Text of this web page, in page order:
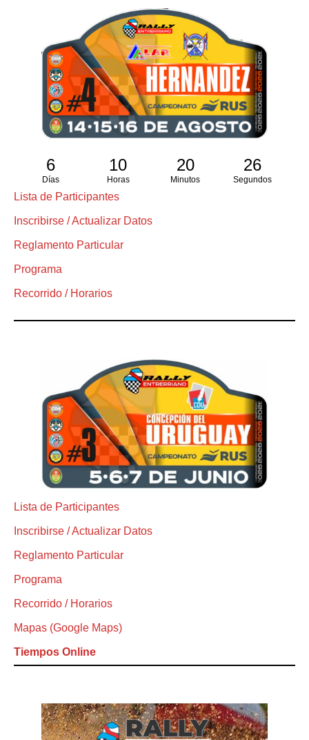
6
Días
10
Horas
20
Minutos
25
Segundos
Lista de Participantes
Inscribirse / Actualizar Datos
Reglamento Particular
Programa
Recorrido / Horarios
Lista de Participantes
Inscribirse / Actualizar Datos
Reglamento Particular
Programa
Recorrido / Horarios
Mapas (Google Maps)
Tiempos Online